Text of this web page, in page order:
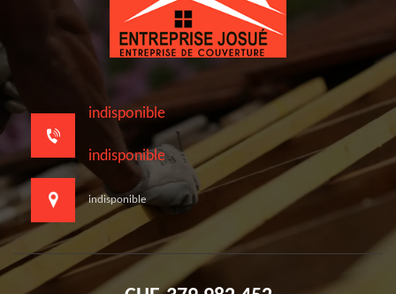
indisponible
indisponible
indisponible